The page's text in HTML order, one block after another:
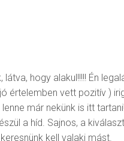
hogy alakul!!!!! Én
értelemben vett pozitív )
már nekünk is itt
a híd. Sajnos, a
kell valaki mást.